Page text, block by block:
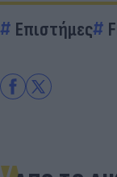
Επιστήμες